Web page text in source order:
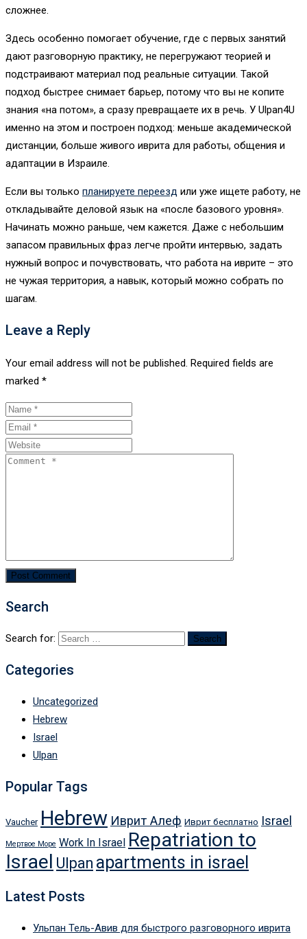
сложнее.
Здесь особенно помогает обучение, где с первых занятий
дают разговорную практику, не перегружают теорией и
подстраивают материал под реальные ситуации. Такой
подход быстрее снимает барьер, потому что вы не копите
знания «на потом», а сразу превращаете их в речь. У Ulpan4U
именно на этом и построен подход: меньше академической
дистанции, больше живого иврита для работы, общения и
адаптации в Израиле.
Если вы только планируете переезд или уже ищете работу, не
откладывайте деловой язык на «после базового уровня».
Начинать можно раньше, чем кажется. Даже с небольшим
запасом правильных фраз легче пройти интервью, задать
нужный вопрос и почувствовать, что работа на иврите – это
не чужая территория, а навык, который можно собрать по
шагам.
Leave a Reply
Your email address will not be published. Required fields are
marked *
Search
Search for:
Categories
Uncategorized
Hebrew
Israel
Ulpan
Popular Tags
Vaucher Hebrew Иврит Алеф Иврит бесплатно Israel
Мертвое Море Work In Israel Repatriation to
Israel Ulpan apartments in israel
Latest Posts
Ульпан Тель-Авив для быстрого разговорного иврита